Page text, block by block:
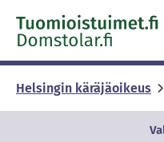
Skip to content -
Helsingin käräjäoikeus